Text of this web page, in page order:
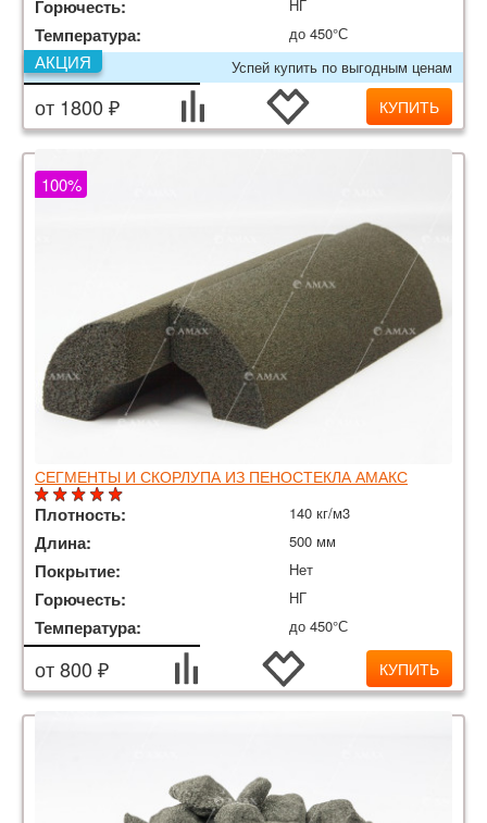
Горючесть: НГ
Температура:
до 450°С
Успей купить по выгодным ценам
АКЦИЯ
от 1800 ₽ КУПИТЬ
СЕГМЕНТЫ И СКОРЛУПА ИЗ ПЕНОСТЕКЛА АМАКС
100%
Плотность: 140 кг/м3
Длина: 500 мм
Покрытие: Нет
Горючесть: НГ
Температура: до 450°С
от 800 ₽ КУПИТЬ